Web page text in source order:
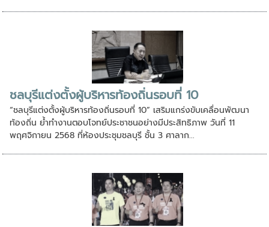
ชลบุรีแต่งตั้งผู้บริหารท้องถิ่นรอบที่ 10
“ชลบุรีแต่งตั้งผู้บริหารท้องถิ่นรอบที่ 10” เสริมแกร่งขับเคลื่อนพัฒนา
ท้องถิ่น ย้ำทำงานตอบโจทย์ประชาชนอย่างมีประสิทธิภาพ วันที่ 11
พฤศจิกายน 2568 ที่ห้องประชุมชลบุรี ชั้น 3 ศาลาก...